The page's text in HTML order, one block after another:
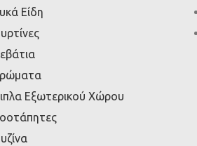
Είδη
Εξωτερικού Χώρου